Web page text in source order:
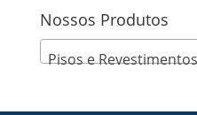
Nossos Produtos
Pisos e Revestimentos